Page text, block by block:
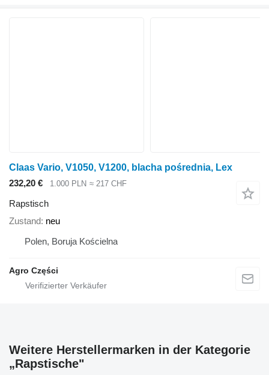
Claas Vario, V1050, V1200, blacha pośrednia, Lex
232,20 €
1.000 PLN ≈ 217 CHF
Rapstisch
Zustand neu
Polen, Boruja Kościelna
Agro Części
Weitere Herstellermarken in der Kategorie
„Rapstische"